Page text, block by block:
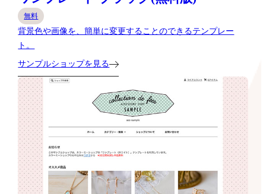
無料
背景色や画像を、簡単に変更することのできるテンプレー
ト。
サンプルショップを見る